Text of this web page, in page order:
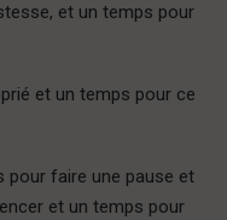
et un temps pour
et un temps pour ce
pour faire une pause et
et un temps pour